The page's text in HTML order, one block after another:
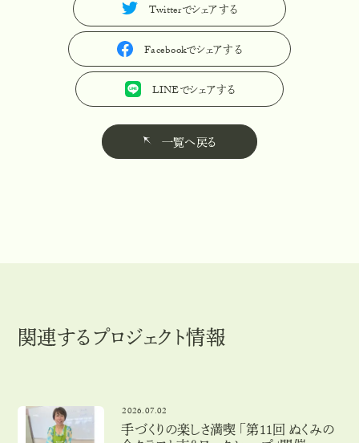
Twitterでシェアする
Twitterでシェアする
Facebookでシェアする
Facebookでシェアする
LINEでシェアする
LINEでシェアする
一覧へ戻る
一覧へ戻る
関連するプロジェクト情報
2026.07.02
手づくりの楽しさ満喫 「第11回 ぬくみの